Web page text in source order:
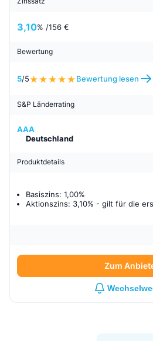
3,10% /156 €
Bewertung
5/5 Bewertung lesen
S&P Länderrating
AAA
Deutschland
Produktdetails
Basiszins: 1,00%
Aktionszins: 3,10% - gilt für die
Zum